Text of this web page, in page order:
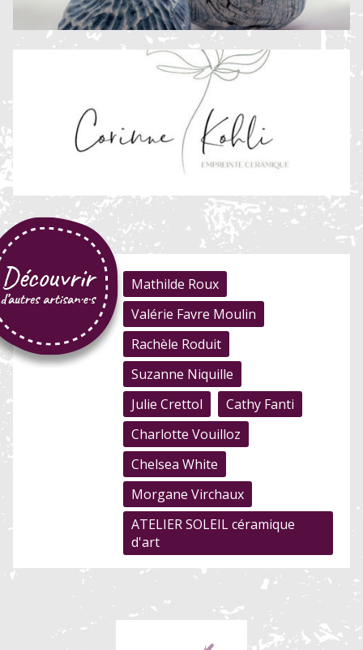
Mathilde Roux
Valérie Favre Moulin
Rachèle Roduit
Suzanne Niquille
Julie Crettol
Cathy Fanti
Charlotte Vouilloz
Chelsea White
Morgane Virchaux
ATELIER SOLEIL céramique
d'art